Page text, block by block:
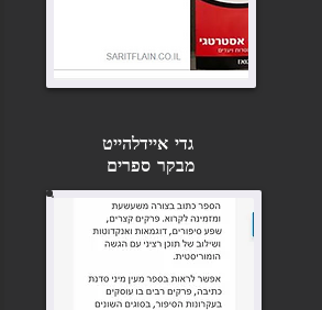
גדי איידלהייט
מבקר ספרים